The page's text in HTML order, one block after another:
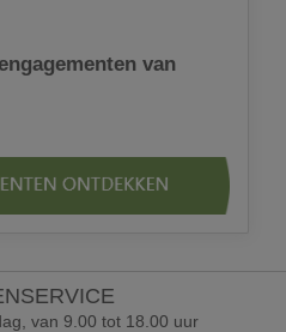
van
van 9.00 tot 18.00 uur